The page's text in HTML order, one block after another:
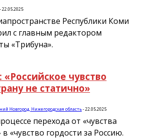
-22.05.2025
Республики Коми
с главным редактором
«Трибуна».
чувство
не статично»
Новгород, Нижегородская область-22.05.2025
перехода от «чувства
«чувство гордости за Россию.